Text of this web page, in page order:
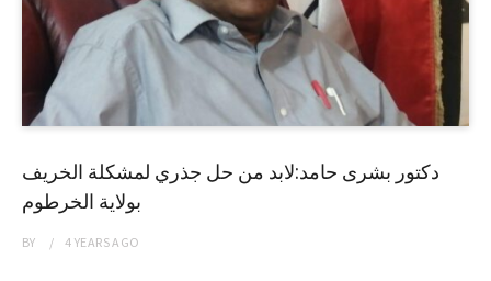
دكتور بشرى حامد:لابد من حل جذري لمشكلة الخريف
بولاية الخرطوم
BY 4 YEARSAGO